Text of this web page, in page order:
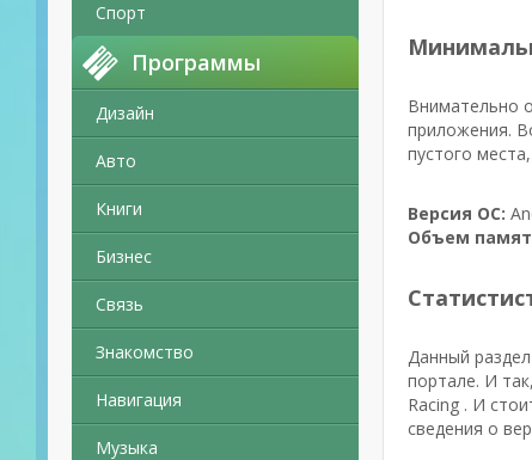
Спорт
Программы
Дизайн
Авто
Книги
Бизнес
Связь
Знакомство
Навигация
Музыка
Внимательно
приложения.
пустого
Версия ОС:
Объем
Данный
портале. И
Racing . И
сведения о